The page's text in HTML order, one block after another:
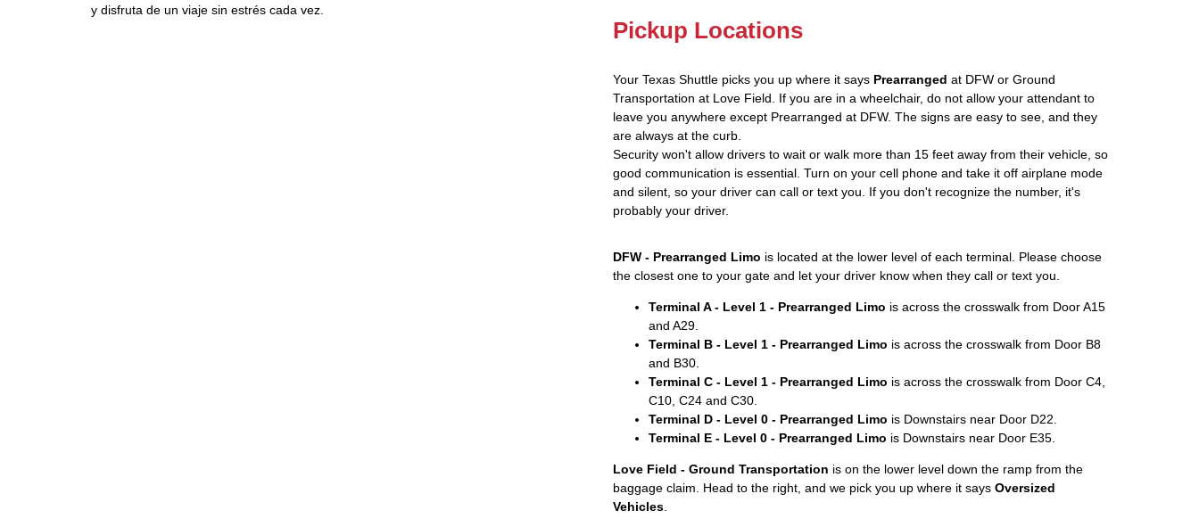
y disfruta de un viaje sin estrés cada vez.
Pickup Locations
Your Texas Shuttle picks you up where it says Prearranged at DFW or Ground
Transportation at Love Field. If you are in a wheelchair, do not allow your attendant to
leave you anywhere except Prearranged at DFW. The signs are easy to see, and they
are always at the curb.
Security won't allow drivers to wait or walk more than 15 feet away from their vehicle, so
good communication is essential. Turn on your cell phone and take it off airplane mode
and silent, so your driver can call or text you. If you don't recognize the number, it's
probably your driver.
DFW - Prearranged Limo is located at the lower level of each terminal. Please choose
the closest one to your gate and let your driver know when they call or text you.
Terminal A - Level 1 - Prearranged Limo is across the crosswalk from Door A15
and A29.
Terminal B - Level 1 - Prearranged Limo is across the crosswalk from Door B8
and B30.
Terminal C - Level 1 - Prearranged Limo is across the crosswalk from Door C4,
C10, C24 and C30.
Terminal D - Level 0 - Prearranged Limo is Downstairs near Door D22.
Terminal E - Level 0 - Prearranged Limo is Downstairs near Door E35.
Love Field - Ground Transportation is on the lower level down the ramp from the
baggage claim. Head to the right, and we pick you up where it says Oversized
Vehicles.